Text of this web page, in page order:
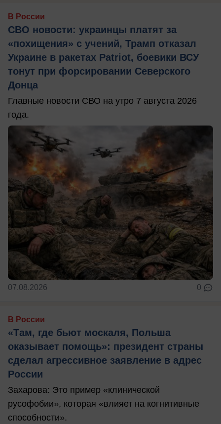
В России
СВО новости: украинцы платят за
«похищения» с учений, Трамп отказал
Украине в ракетах Patriot, боевики ВСУ
тонут при форсировании Северского
Донца
Главные новости СВО на утро 7 августа 2026
года.
07.08.2026 0
В России
«Там, где бьют москаля, Польша
оказывает помощь»: президент страны
сделал агрессивное заявление в адрес
России
Захарова: Это пример «клинической
русофобии», которая «влияет на когнитивные
способности».